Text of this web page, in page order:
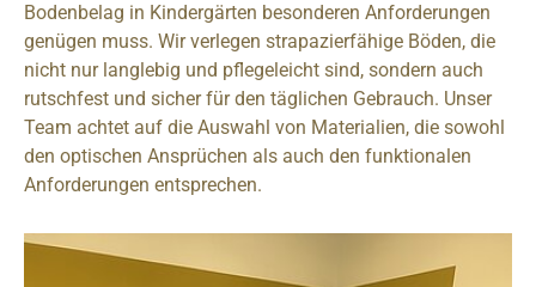
Bodenbelag in Kindergärten besonderen Anforderungen
genügen muss. Wir verlegen strapazierfähige Böden, die
nicht nur langlebig und pflegeleicht sind, sondern auch
rutschfest und sicher für den täglichen Gebrauch. Unser
Team achtet auf die Auswahl von Materialien, die sowohl
den optischen Ansprüchen als auch den funktionalen
Anforderungen entsprechen.